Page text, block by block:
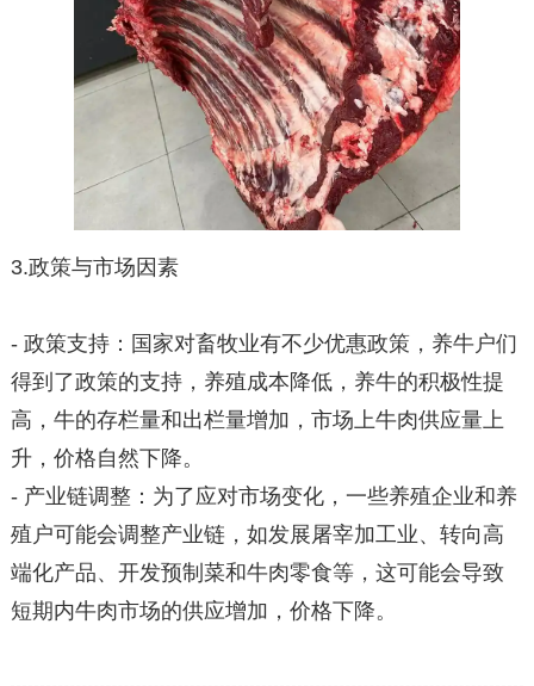
3.政策与市场因素
- 政策支持：国家对畜牧业有不少优惠政策，养牛户们
得到了政策的支持，养殖成本降低，养牛的积极性提
高，牛的存栏量和出栏量增加，市场上牛肉供应量上
升，价格自然下降。
- 产业链调整：为了应对市场变化，一些养殖企业和养
殖户可能会调整产业链，如发展屠宰加工业、转向高
端化产品、开发预制菜和牛肉零食等，这可能会导致
短期内牛肉市场的供应增加，价格下降。